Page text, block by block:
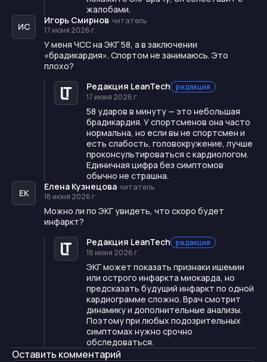
жалобами.
ИС
Игорь Смирнов· читатель
17 июня 2026 г.
У меня ЧСС на ЭКГ 58, а в заключении
«брадикардия». Спортом не занимаюсь. Это
плохо?
Редакция LeanTech редакция
17 июня 2026 г.
58 ударов в минуту — это небольшая
брадикардия. У спортсменов она часто
нормальна, но если вы не спортсмен и
есть слабость, головокружение, лучше
проконсультироваться с кардиологом.
Единичная цифра без симптомов
обычно не страшна.
ЕК
Елена Кузнецова· читатель
18 июня 2026 г.
Можно ли по ЭКГ увидеть, что скоро будет
инфаркт?
Редакция LeanTech редакция
18 июня 2026 г.
ЭКГ может показать признаки ишемии
или острого инфаркта миокарда, но
предсказать будущий инфаркт по одной
кардиограмме сложно. Врач смотрит
динамику и дополнительные анализы.
Поэтому при любых подозрительных
симптомах нужно срочно
обследоваться.
Оставить комментарий